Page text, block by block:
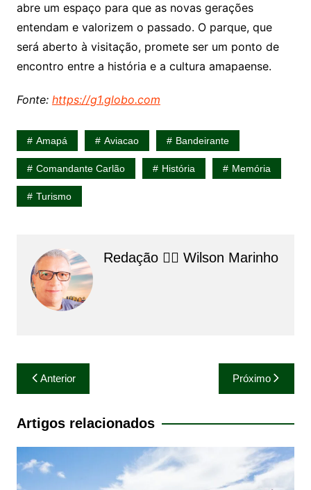
abre um espaço para que as novas gerações
entendam e valorizem o passado. O parque, que
será aberto à visitação, promete ser um ponto de
encontro entre a história e a cultura amapaense.
Fonte: https://g1.globo.com
Amapá Aviacao Bandeirante
Comandante Carlão História Memória
Turismo
Redação 👨‍⚖️​ Wilson Marinho
Navegação
de
Post
Anterior Próximo
Artigos relacionados